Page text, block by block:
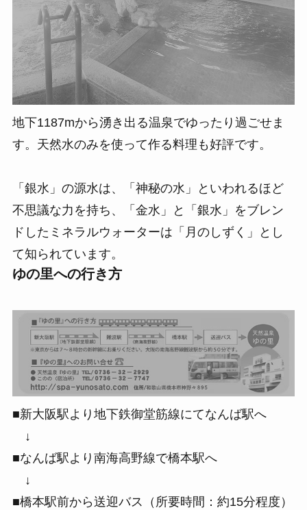
地下1187mから湧き出る温泉でゆったり過ごせま
す。天然水のみを使って作る料理も好評です。
「銀水」の源水は、「 神秘の水 」といわれるほど
不思議な力を持ち、「金水」と「銀水」をブレン
ドしたミネラルウォーターは「 月のしずく 」とし
て知られています。
ゆの里への行き方
■新大阪駅より地下鉄御堂筋線にてなんば駅へ
↓
■なんば駅より南海高野線で橋本駅へ
↓
■橋本駅前から送迎バス（所要時間：約15分程度）